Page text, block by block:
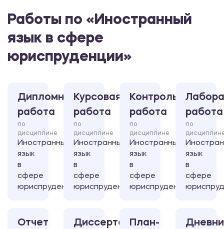
Работы по «Иностранный
язык в сфере
юриспруденции»
Дипломная
работа
по
дисциплине
Иностранный
язык
в
сфере
юриспруденции
Курсовая
работа
по
дисциплине
Иностранный
язык
в
сфере
юриспруденции
Контрольная
работа
по
дисциплине
Иностранный
язык
в
сфере
юриспруденции
работа
по
язык
в
сфере
Отчет
ДиссертацияПлан-